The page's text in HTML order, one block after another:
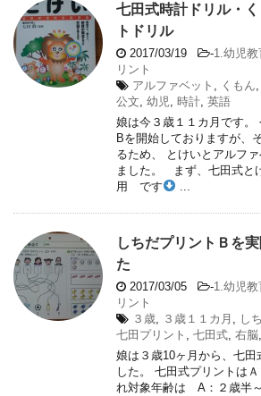
七田式時計ドリル・
トドリル
2017/03/19 -1.幼児教
リント
アルファベット , くもん,
公文, 幼児, 時計, 英語
娘は今３歳１１カ月です。
Bを開始しておりますが、
るため、 とけいとアルフ
ました。 まず、七田式と
用 です
...
しちだプリントＢを
た
2017/03/05 -1.幼児教
リント
３歳, ３歳１１カ月 , し
七田プリント , 七田式, 右脳,
娘は３歳10ヶ月から、七田
した。 七田式プリントは
れ対象年齢は A：２歳半